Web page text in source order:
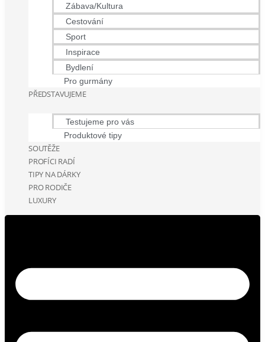
Zábava/Kultura
Cestování
Sport
Inspirace
Bydlení
Pro gurmány
PŘEDSTAVUJEME
Testujeme pro vás
Produktové tipy
SOUTĚŽE
PROFÍCI RADÍ
TIPY NA DÁRKY
PRO RODIČE
LUXURY